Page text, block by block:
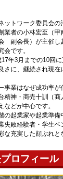
ットワーク委員会
業者の小林宏至（
副会長）が主催し
会です。
年3月までの10回
に、継続され現在
事業はなぜ成功率が
精神・商売十訓（商
などが中心です。
の起業家や起業準備
失敗経験者・学生
充実した顔ぶれと
ロフィール